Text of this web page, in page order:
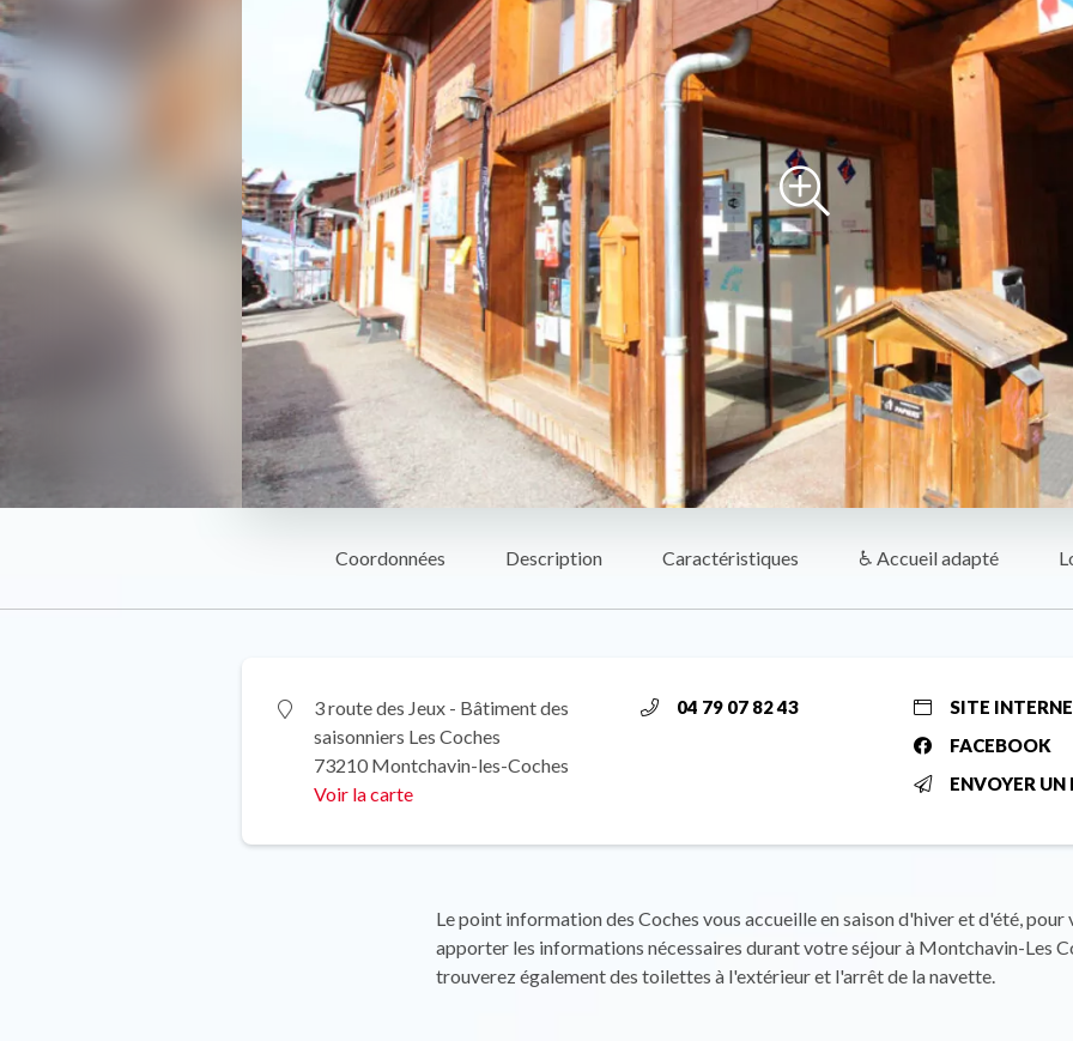
Coordonnées Description Caractéristiques ♿ Accueil adapté
3 route des Jeux - Bâtiment des
saisonniers Les Coches
73210 Montchavin-les-Coches
Voir la carte
04 79 07 82 43
SITE
FACEBOOK
ENVOYER UN
Le point information des Coches vous accueille en saison d'hiver et d'été, pour
apporter les informations nécessaires durant votre séjour à Montchavin-Les
trouverez également des toilettes à l'extérieur et l'arrêt de la navette.